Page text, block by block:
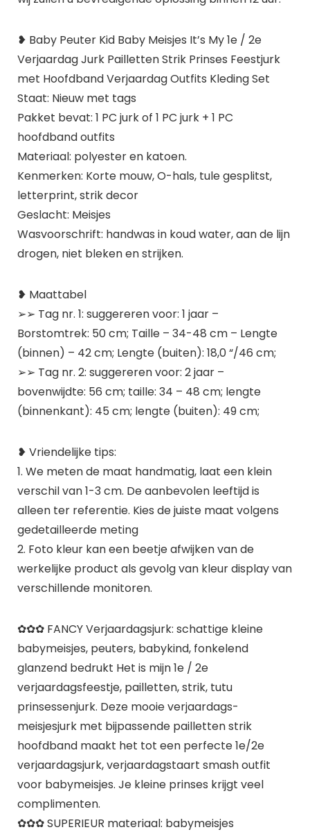
❥ Baby Peuter Kid Baby Meisjes It’s My 1e / 2e
Verjaardag Jurk Pailletten Strik Prinses Feestjurk
met Hoofdband Verjaardag Outfits Kleding Set
Staat: Nieuw met tags
Pakket bevat: 1 PC jurk of 1 PC jurk + 1 PC
hoofdband outfits
Materiaal: polyester en katoen.
Kenmerken: Korte mouw, O-hals, tule gesplitst,
letterprint, strik decor
Geslacht: Meisjes
Wasvoorschrift: handwas in koud water, aan de lijn
drogen, niet bleken en strijken.
❥ Maattabel
➢➢ Tag nr. 1: suggereren voor: 1 jaar –
Borstomtrek: 50 cm; Taille – 34-48 cm – Lengte
(binnen) – 42 cm; Lengte (buiten): 18,0 “/46 cm;
➢➢ Tag nr. 2: suggereren voor: 2 jaar –
bovenwijdte: 56 cm; taille: 34 – 48 cm; lengte
(binnenkant): 45 cm; lengte (buiten): 49 cm;
❥ Vriendelijke tips:
1. We meten de maat handmatig, laat een klein
verschil van 1-3 cm. De aanbevolen leeftijd is
alleen ter referentie. Kies de juiste maat volgens
gedetailleerde meting
2. Foto kleur kan een beetje afwijken van de
werkelijke product als gevolg van kleur display van
verschillende monitoren.
✿✿✿ FANCY Verjaardagsjurk: schattige kleine
babymeisjes, peuters, babykind, fonkelend
glanzend bedrukt Het is mijn 1e / 2e
verjaardagsfeestje, pailletten, strik, tutu
prinsessenjurk. Deze mooie verjaardags-
meisjesjurk met bijpassende pailletten strik
hoofdband maakt het tot een perfecte 1e/2e
verjaardagsjurk, verjaardagstaart smash outfit
voor babymeisjes. Je kleine prinses krijgt veel
complimenten.
✿✿✿ SUPERIEUR materiaal: babymeisjes